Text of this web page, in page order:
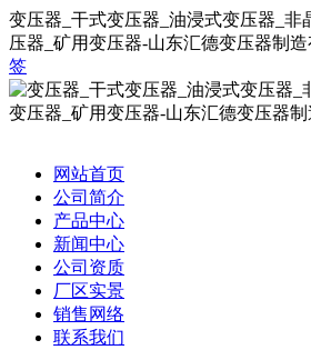
变压器_干式变压器_油浸式变压器_非
压器_矿用变压器-山东汇德变压器制造
签
网站首页
公司简介
产品中心
新闻中心
公司资质
厂区实景
销售网络
联系我们